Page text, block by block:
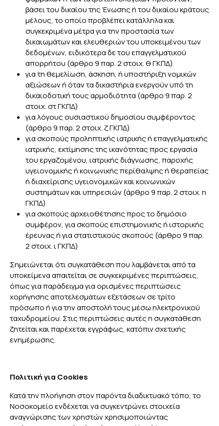
βάσει του δικαίου της Ένωσης ή του δικαίου κράτους
μέλους, το οποίο προβλέπει κατάλληλα και
συγκεκριμένα μέτρα για την προστασία των
δικαιωμάτων και ελευθεριών του υποκειμένου των
δεδομένων, ειδικότερα δε του επαγγελματικού
απορρήτου (άρθρο 9 παρ. 2 στοιχ. θ ΓΚΠΔ)
για τη θεμελίωση, άσκηση, ή υποστήριξη νομικών
αξιώσεων ή όταν τα δικαστήρια ενεργούν υπό τη
δικαιοδοτική τους αρμοδιότητα (άρθρο 9 παρ. 2
στοιχ. στ ΓΚΠΔ)
για λόγους ουσιαστικού δημοσίου συμφέροντος
(άρθρο 9 παρ. 2 στοιχ. ζ ΓΚΠΔ)
για σκοπούς προληπτικής ιατρικής ή επαγγελματικής
ιατρικής, εκτίμησης της ικανότητας προς εργασία
του εργαζομένου, ιατρικής διάγνωσης, παροχής
υγειονομικής ή κοινωνικής περίθαλψης ή θεραπείας
ή διαχείρισης υγειονομικών και κοινωνικών
συστημάτων και υπηρεσιών (άρθρο 9 παρ. 2 στοιχ. η
ΓΚΠΔ)
για σκοπούς αρχειοθέτησης προς το δημόσιο
συμφέρον, για σκοπούς επιστημονικής ή ιστορικής
έρευνας ή για στατιστικούς σκοπούς (άρθρο 9 παρ.
2 στοιχ. ι ΓΚΠΔ)
Σημειώνεται ότι συγκατάθεση που λαμβάνεται από τα
υποκείμενα απαιτείται σε συγκεκριμένες περιπτώσεις,
όπως για παράδειγμα για ορισμένες περιπτώσεις
χορήγησης αποτελεσμάτων εξετάσεων σε τρίτο
πρόσωπο ή για την αποστολή τους μέσω ηλεκτρονικού
ταχυδρομείου. Στις περιπτώσεις αυτές η συγκατάθεση
ζητείται και παρέχεται εγγράφως, κατόπιν σχετικής
ενημέρωσης.
Πολιτική για Cookies
Κατά την πλοήγηση στον παρόντα διαδικτυακό τόπο, το
Νοσοκομείο ενδέχεται να συγκεντρώνει στοιχεία
αναγνώρισης των χρηστών χρησιμοποιώντας